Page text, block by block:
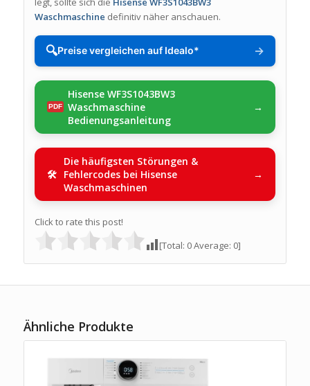
Waschmaschine definitiv näher anschauen.
🔍Preise vergleichen auf Idealo* →
Hisense WF3S1043BW3
Waschmaschine
Bedienungsanleitung
Die häufigsten Störungen &
Fehlercodes bei Hisense
Waschmaschinen
Click to rate this post!
[Total: 0Average: 0]
Ähnliche Produkte